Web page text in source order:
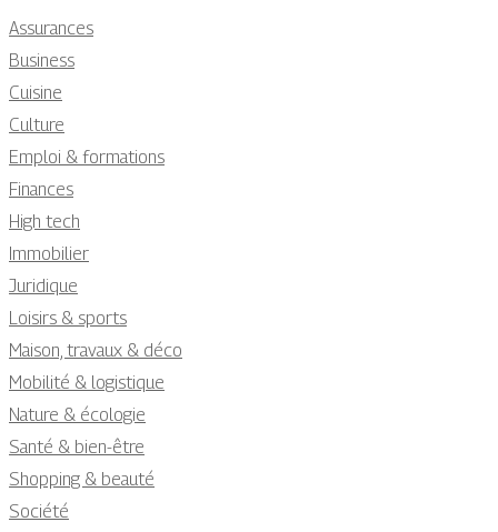
Assurances
Business
Cuisine
Culture
Emploi & formations
Finances
High tech
Immobilier
Juridique
Loisirs & sports
Maison, travaux & déco
Mobilité & logistique
Nature & écologie
Santé & bien-être
Shopping & beauté
Société